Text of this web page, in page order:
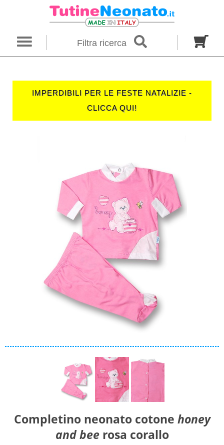
Filtra ricerca
IMPERDIBILI PER LE FESTE NATALIZIE -
CLICCA QUI!
Completino neonato cotone honey
and beerosa corallo
Genere
Categoria
0 M
Caldo cotone Ciniglia
Collezione
Autunno/Inverno Primavera/Estate
Solo articoli in offerta
Cerca
Azzera ricerca